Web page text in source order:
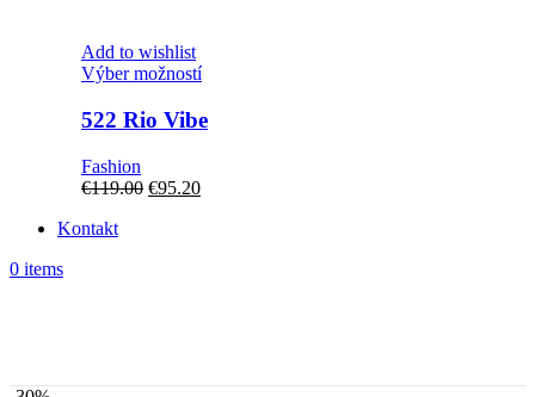
stránke
produktu.
Add to wishlist
Výber možnostíTento
má
viacero
522 Rio Vibe
Fashion
€119.00 Pôvodná
€95.20Aktuálna
Kontakt
0 items